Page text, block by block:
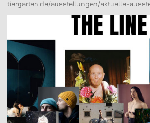
tiergarten.de/ausstellungen/aktuelle-